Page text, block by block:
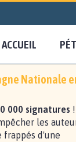
ACCUEIL
Nationale
000 signatures !
les
d'une